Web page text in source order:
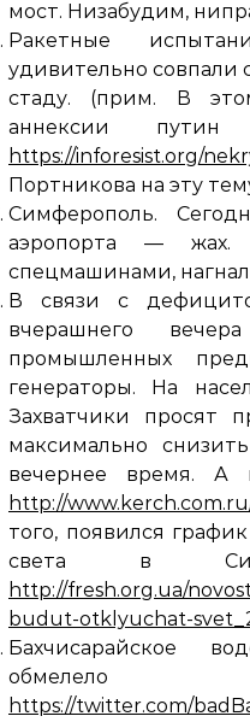
мост. Низабудим,
Ракетные
удивительно совпали
стаду. (прим. В
аннексии
https://inforesist.org/
Портникова на эту
Симферополь.
аэропорта — жах.
спецмашинами,
В связи с
вчерашнего
промышленных
генераторы. На
Захватчики просят
максимально
вечернее время. А
http://
того, появился
света в
http://fresh.org.ua/
budut-otklyuchat-
Бахчисарайское
обмелело
https://twitter.com/